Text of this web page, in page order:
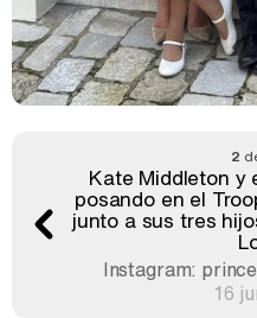
2
Kate Middleton y
posando en el
junto a sus tres
Instagram:
16